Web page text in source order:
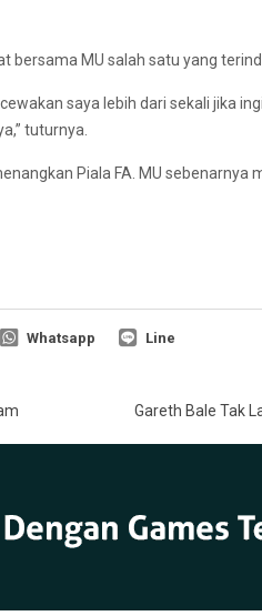
bersama MU salah satu yang
saya lebih dari sekali jika
tuturnya.
Piala FA. MU
Whatsapp Line
Gareth Bale Tak